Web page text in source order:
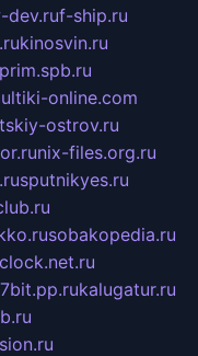
dev.ruf-ship.ru
kinosvin.ru
online.com
ostrov.ru
nix-files.org.ru
sputnikyes.ru
sobakopedia.ru
7bit.pp.rukalugatur.ru